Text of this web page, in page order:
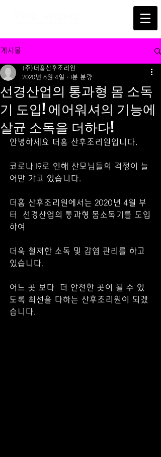
게시물
선경산업의 통과형 몸 소독
기 도입! 에어워셔의 기능에
살균 소독을 더하다!
(주)더홈산후조리원
2020년 8월 4일
1분 분량
안녕하세요 더홈 산후조리원입니다.
코로나 19로 인해 산모님들의 걱정이 늘
어만 가고 있습니다.
더홈 산후조리원에서는 2020년 4월 부
터  선경산업의 통과형 몸소독기를 도입
하여
더욱 철저한 소독 및 감염 관리를 하고
있습니다.
어느 곳 보다  더 안전한 곳이 될 수 있
도록 최선을 다하는 산후조리원이 되겠
습니다.